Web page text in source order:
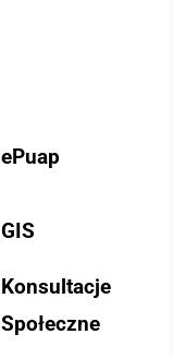
ePuap
GIS
Konsultacje
Społeczne